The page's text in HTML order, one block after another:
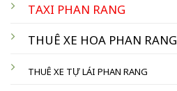
TAXI PHAN RANG
THUÊ XE HOA PHAN RANG
THUÊ XE TỰ LÁI PHAN RANG